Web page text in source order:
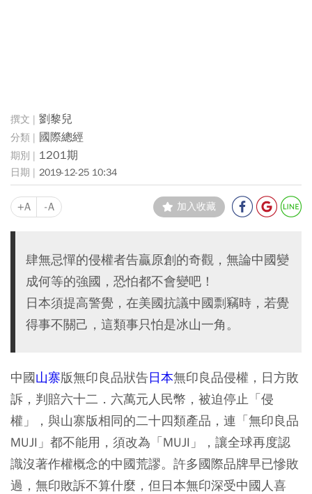
劉黎兒
國際總經
1201期
2019-12-25 10:34
+A -A 加入收藏
肆無忌憚的侵權者告贏原創的奇觀，無論中國變
成何等的強國，恐怕都不會變吧！
日本須提高警覺，在美國抗議中國剽竊時，若覺
得事不關己，這類事只怕是冰山一角。
中國山寨版無印良品狀告日本無印良品侵權，日方敗
訴，判賠六十二．六萬元人民幣，被迫停止「侵
權」，與山寨版相同的二十四類產品，連「無印良品
MUJI」都不能用，須改為「MUJI」，讓全球再度認
識沒著作權概念的中國荒謬。許多國際品牌早已慘敗
過，無印敗訴不算什麼，但日本無印深受中國人喜